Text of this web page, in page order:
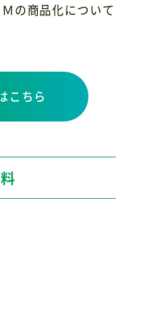
の商品化について
こちら